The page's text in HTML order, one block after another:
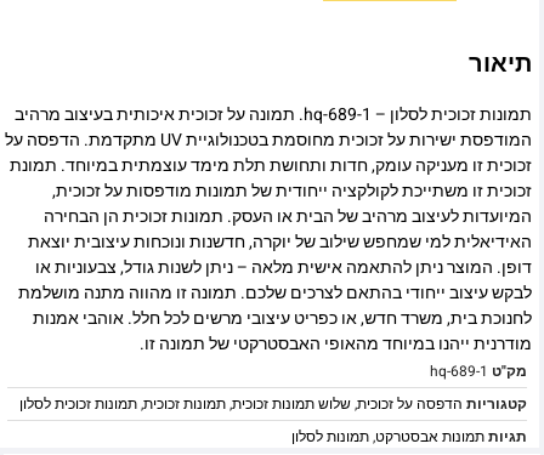
תיאור
תמונות זכוכית לסלון – hq-689-1. תמונה על זכוכית איכותית בעיצוב מרהיב
המודפסת ישירות על זכוכית מחוסמת בטכנולוגיית UV מתקדמת. הדפסה על
זכוכית זו מעניקה עומק, חדות ותחושת תלת מימד עוצמתית במיוחד. תמונת
זכוכית זו משתייכת לקולקציה ייחודית של תמונות מודפסות על זכוכית,
המיועדות לעיצוב מרהיב של הבית או העסק. תמונות זכוכית הן הבחירה
האידיאלית למי שמחפש שילוב של יוקרה, חדשנות ונוכחות עיצובית יוצאת
דופן. המוצר ניתן להתאמה אישית מלאה – ניתן לשנות גודל, צבעוניות או
לבקש עיצוב ייחודי בהתאם לצרכים שלכם. תמונה זו מהווה מתנה מושלמת
לחנוכת בית, משרד חדש, או כפריט עיצובי מרשים לכל חלל. אוהבי אמנות
מודרנית ייהנו במיוחד מהאופי האבסטרקטי של תמונה זו.
מק"ט hq-689-1
קטגוריות הדפסה על זכוכית,שלוש תמונות זכוכית,תמונות זכוכית,תמונות זכוכית לסלון
תגיותתמונות אבסטרקט,תמונות לסלון